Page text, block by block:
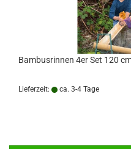
Bambusrinnen 4er Set 120
Lieferzeit: ca. 3-4 Tage